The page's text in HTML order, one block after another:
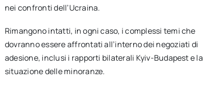
nei confronti dell’Ucraina.
Rimangono intatti, in ogni caso, i complessi temi che
dovranno essere affrontati all’interno dei negoziati di
adesione, inclusi i rapporti bilaterali Kyiv-Budapest e la
situazione delle minoranze.